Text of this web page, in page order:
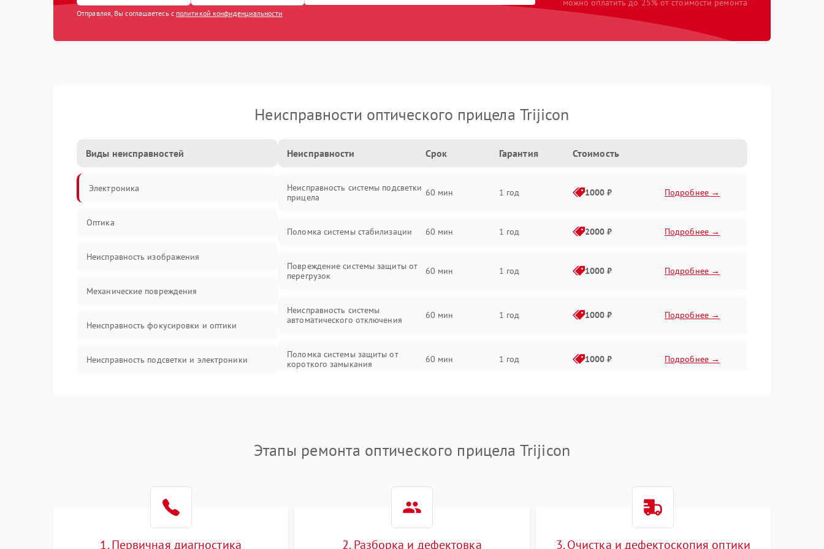
Отправляя, Вы соглашаетесь с политикой конфиденциальности
можно оплатить до 25% от стоимости ремонта
Неисправности оптического прицела Trijicon
Виды неисправностей
Электроника
Оптика
Неисправность изображения
Механические повреждения
Неисправность фокусировки и оптики
Неисправность подсветки и электроники
Корпус/Герметичность
Неисправности Срок Гарантия Стоимость
Неисправность системы подсветки
прицела
60 мин 1 год 1000 ₽ Подробнее →
Поломка системы стабилизации 60 мин 1 год 2000 ₽ Подробнее →
Повреждение системы защиты от
перегрузок
60 мин 1 год 1000 ₽ Подробнее →
Неисправность системы
автоматического отключения
60 мин 1 год 1000 ₽ Подробнее →
Поломка системы защиты от
короткого замыкания
60 мин 1 год 1000 ₽ Подробнее →
перенапряжения
60 мин 1 год
Неисправность системы защиты от
Неисправность системы защиты от
Этапы ремонта оптического прицела Trijicon
1. Первичная диагностика 2. Разборка и дефектовка 3. Очистка и дефектоскопия оптики